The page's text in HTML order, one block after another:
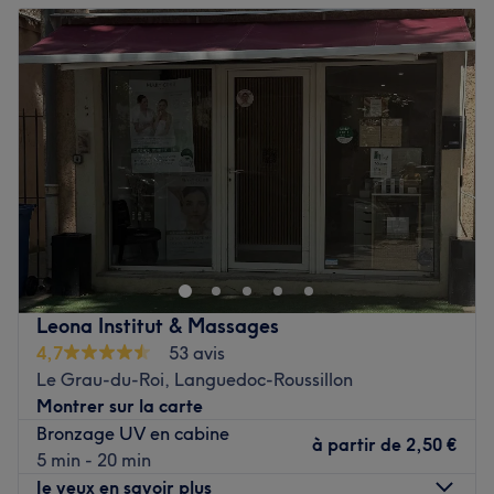
les soins du corps.
Voir le salon
Mardi
08:45–20:30
Mercredi
08:45–20:30
Jeudi
08:45–20:30
08:45–20:30
10:15–20:00
Dimanche
10:15–20:00
Point Soleil est un centre de bien-être situé dans le 9ème
arrondissement de Paris, dans le quartier du métro
C'est dans un espace des plus modernes et résolument
vaste que l'équipe de Point Soleil vous accueille. Dans
une ambiance chaleureuse, profitez d'un instant dédié à
votre bien-être. Vous bénéficiez en plus de produits de
qualité signés Ergoline, Bodycoon, Dynamika ou
INFASLIM X.
Leona Institut & Massages
4,7
53 avis
Le Grau-du-Roi, Languedoc-Roussillon
Montrer sur la carte
Bronzage UV en cabine
5 min - 20 min
à partir de 2,50 €
Je veux en savoir plus